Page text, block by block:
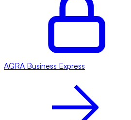
AGRA Business Express